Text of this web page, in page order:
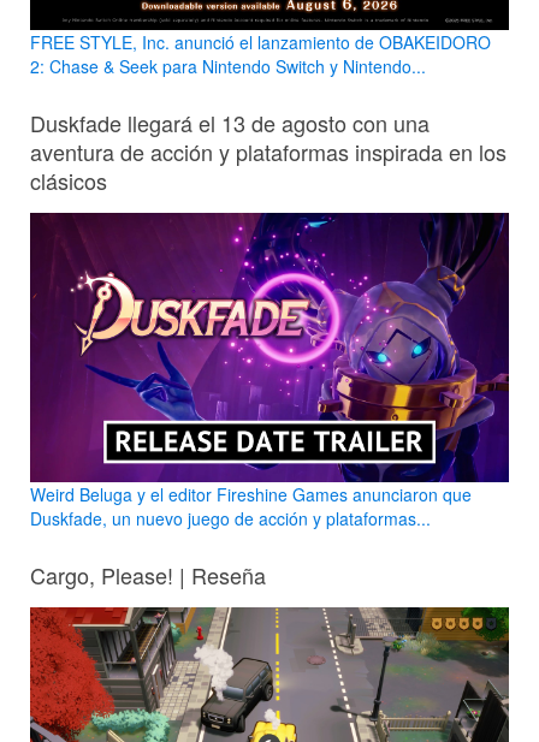
FREE STYLE, Inc. anunció el lanzamiento de OBAKEIDORO
2: Chase & Seek para Nintendo Switch y Nintendo...
Duskfade llegará el 13 de agosto con una
aventura de acción y plataformas inspirada en los
clásicos
Weird Beluga y el editor Fireshine Games anunciaron que
Duskfade, un nuevo juego de acción y plataformas...
Cargo, Please! | Reseña